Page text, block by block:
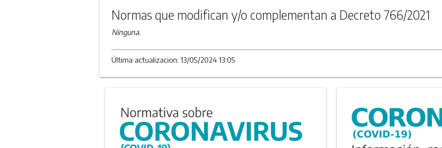
Normas que modifican y/o complementan a Decreto 766/2021
Ninguna.
Última actualizacion: 13/05/2024 13:05